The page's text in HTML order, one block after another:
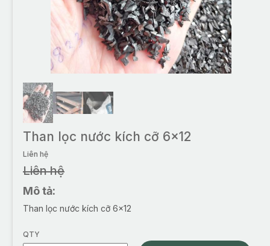
Than lọc nước kích cỡ 6x12
Liên hệ
Liên hệ
Mô tả:
Than lọc nước kích cỡ 6x12
QTY